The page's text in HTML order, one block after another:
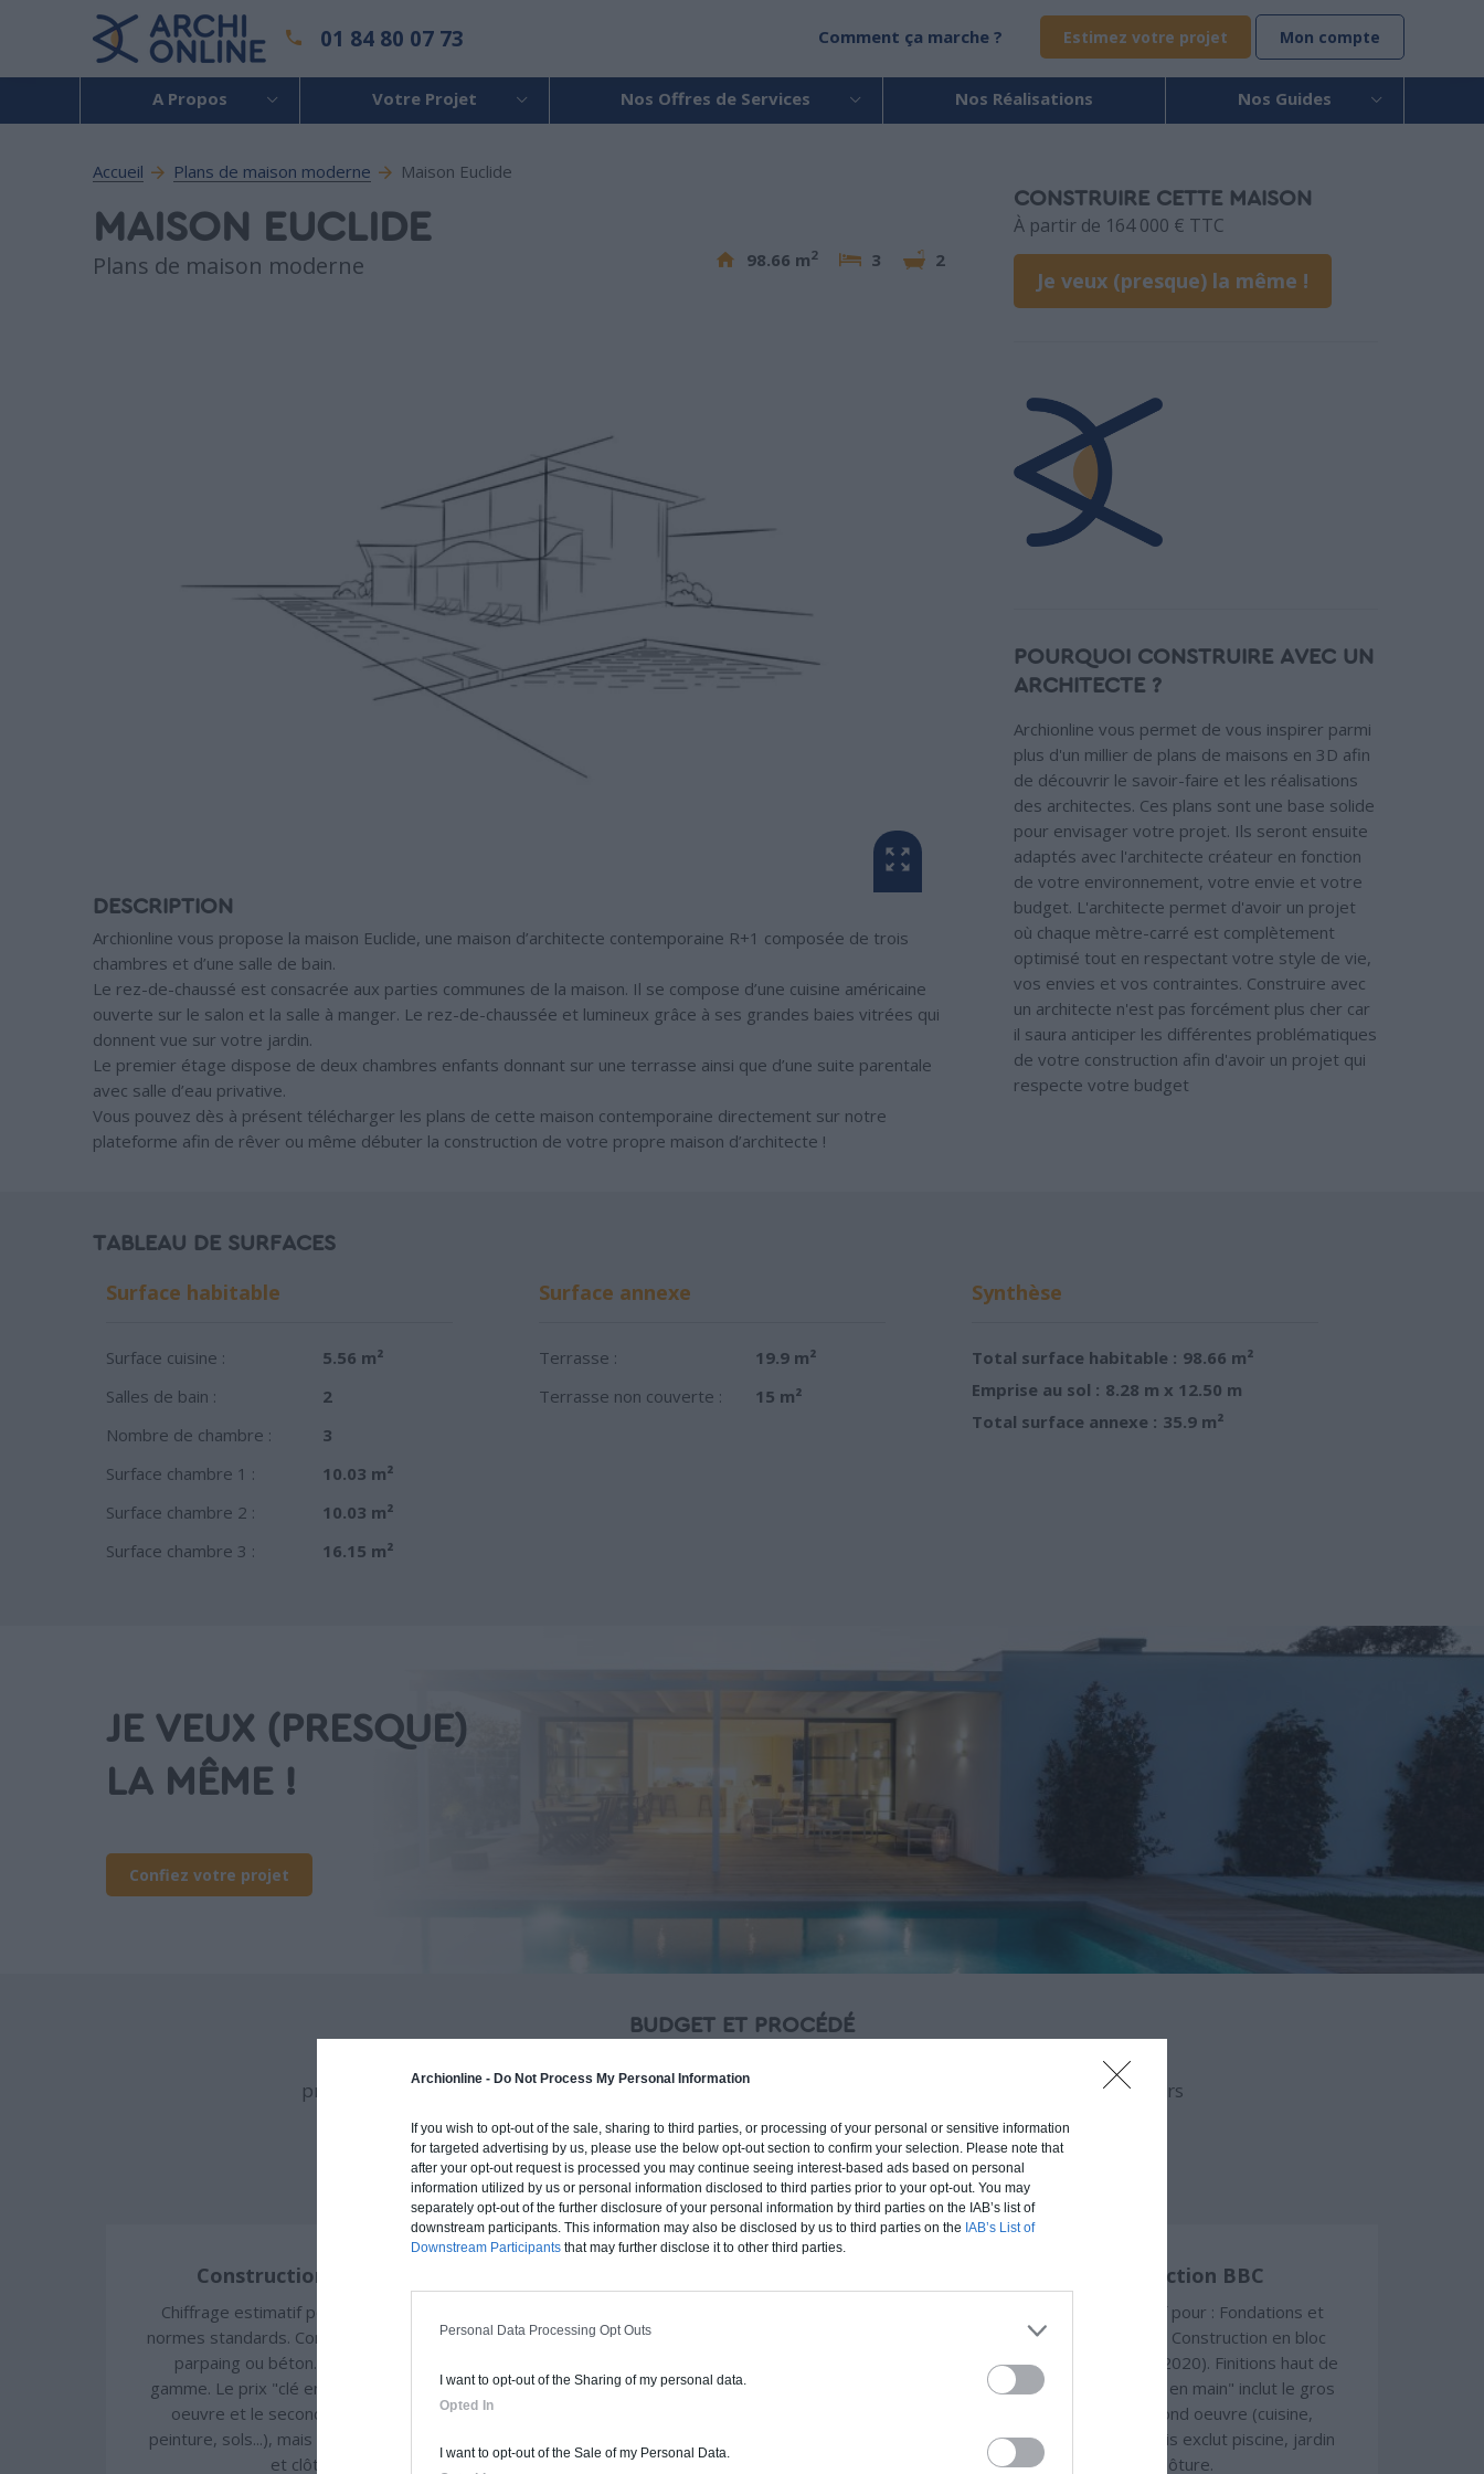
Archionline - Do Not Process My Personal Information
If you wish to opt-out of the sale, sharing to third parties, or processing of your personal or sensitive information
for targeted advertising by us, please use the below opt-out section to confirm your selection. Please note that
after your opt-out request is processed you may continue seeing interest-based ads based on personal
information utilized by us or personal information disclosed to third parties prior to your opt-out. You may
separately opt-out of the further disclosure of your personal information by third parties on the IAB’s list of
downstream participants. This information may also be disclosed by us to third parties on the IAB’s List of
Downstream Participants that may further disclose it to other third parties.
Personal Data Processing Opt Outs
I want to opt-out of the Sharing of my personal data.
Opted In
I want to opt-out of the Sale of my Personal Data.
01 84 80 07 73 Comment ça marche ? Estimez votre projet Mon compte
A Propos Votre Projet Nos Offres de Services Nos Réalisations Nos Guides
Accueil Plans de maison moderne Maison Euclide
MAISON EUCLIDE
Plans de maison moderne 98.66 m2 3 2
DESCRIPTION
Archionline vous propose la maison Euclide, une maison d’architecte contemporaine R+1 composée de trois
chambres et d’une salle de bain.
Le rez-de-chaussé est consacrée aux parties communes de la maison. Il se compose d’une cuisine américaine
ouverte sur le salon et la salle à manger. Le rez-de-chaussée et lumineux grâce à ses grandes baies vitrées qui
donnent vue sur votre jardin.
Le premier étage dispose de deux chambres enfants donnant sur une terrasse ainsi que d’une suite parentale
avec salle d’eau privative.
Vous pouvez dès à présent télécharger les plans de cette maison contemporaine directement sur notre
plateforme afin de rêver ou même débuter la construction de votre propre maison d’architecte !
CONSTRUIRE CETTE MAISON
À partir de 164 000 € TTC
Je veux (presque) la même !
POURQUOI CONSTRUIRE AVEC UN
ARCHITECTE ?
Archionline vous permet de vous inspirer parmi
plus d'un millier de plans de maisons en 3D afin
de découvrir le savoir-faire et les réalisations
des architectes. Ces plans sont une base solide
pour envisager votre projet. Ils seront ensuite
adaptés avec l'architecte créateur en fonction
de votre environnement, votre envie et votre
budget. L'architecte permet d'avoir un projet
où chaque mètre-carré est complètement
optimisé tout en respectant votre style de vie,
vos envies et vos contraintes. Construire avec
un architecte n'est pas forcément plus cher car
il saura anticiper les différentes problématiques
de votre construction afin d'avoir un projet qui
respecte votre budget
TABLEAU DE SURFACES
Surface habitable
Surface cuisine :
5.56 m²
Salles de bain :
2
Nombre de chambre :
3
Surface chambre 1 :
10.03 m²
Surface chambre 2 :
10.03 m²
Surface chambre 3 :
16.15 m²
Surface annexe
Terrasse :
19.9 m²
Terrasse non couverte :
15 m²
Synthèse
Total surface habitable : 98.66 m²
Emprise au sol : 8.28 m x 12.50 m
Total surface annexe : 35.9 m²
JE VEUX (PRESQUE)
LA MÊME !
Confiez votre projet
BUDGET ET PROCÉDÉ
Archionline vous offre un chiffrage estimatif pour la construction de cette maison en fonction du
procédé constructif et du type de livraison souhaité : auto-construction, clos couvert (hors d'eau, hors
Auto-construction Clos couvert Clé en main
Construction classique
Chiffrage estimatif pour : Fondations et
normes standards. Construction en brique,
parpaing ou béton. Finitions haut de
gamme. Le prix "clé en main" inclut le gros
oeuvre et le second oeuvre (cuisine,
peinture, sols...), mais exclut piscine, jardin
et clôture.
normes standards. Construction en
gamme. Le prix "clé en main" inclut le gros
et clôture.
Construction BBC
Chiffrage estimatif pour : Fondations et
normes standards. Construction en bloc
coffrant isolant (RT 2020). Finitions haut de
gamme. Le prix "clé en main" inclut le gros
oeuvre et le second oeuvre (cuisine,
peinture, sols...), mais exclut piscine, jardin
et clôture.